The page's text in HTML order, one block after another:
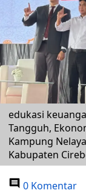
edukasi
Tangguh,
Kampung
Kabupaten
0 Komentar